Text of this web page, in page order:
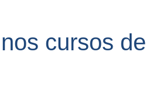
cursos de